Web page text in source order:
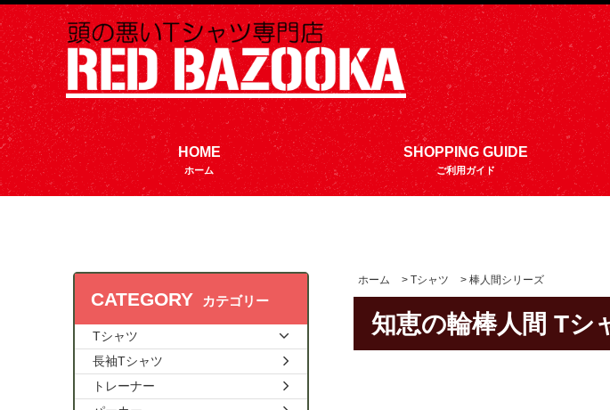
HOME
ホーム
SHOPPING GUIDE
ご利用ガイド
ホーム > Tシャツ > 棒人間シリーズ
知恵の輪棒人間 Tシ
CATEGORY カテゴリー
Tシャツ
長袖Tシャツ
トレーナー